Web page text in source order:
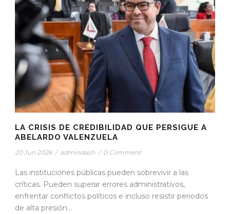
LA CRISIS DE CREDIBILIDAD QUE PERSIGUE A
ABELARDO VALENZUELA
20 Jun 2026 / admindash / 0 Comment
Las instituciones públicas pueden sobrevivir a las
críticas. Pueden superar errores administrativos,
enfrentar conflictos políticos e incluso resistir periodos
de alta presión...